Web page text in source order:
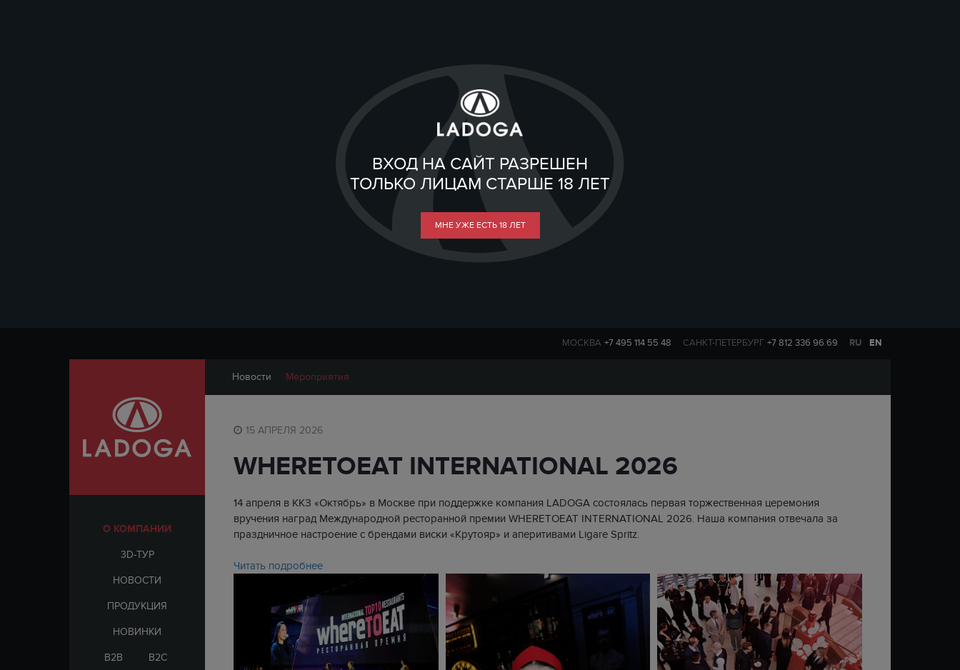
ВХОД НА САЙТ РАЗРЕШЕН
ТОЛЬКО ЛИЦАМ СТАРШЕ 18 ЛЕТ
МНЕ УЖЕ ЕСТЬ 18 ЛЕТ
МОСКВА +7 495 114 55 48 САНКТ-ПЕТЕРБУРГ +7 812 336 96 69 RU EN
О КОМПАНИИ
3D-ТУР
НОВОСТИ
ПРОДУКЦИЯ
НОВИНКИ
B2B B2C
Новости Мероприятия
15 АПРЕЛЯ 2026
WHERETOEAT INTERNATIONAL 2026
14 апреля в ККЗ «Октябрь» в Москве при поддержке компания LADOGA состоялась первая торжественная церемония
вручения наград Международной ресторанной премии WHERETOEAT INTERNATIONAL 2026. Наша компания отвечала за
праздничное настроение с брендами виски «Крутояр» и аперитивами Ligare Spritz.
Читать подробнее